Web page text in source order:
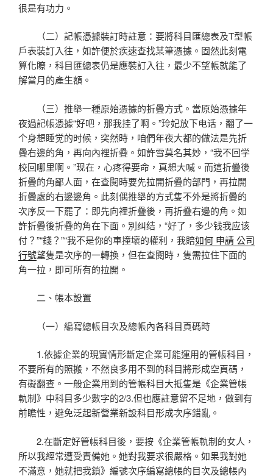
很是有功力。
（二）記帳憑據裝訂時註意：要將科目匯總表及T型帳
戶表裝訂入往，如許便於疾速查找某筆憑據。固然此刻電
算化瞭，科目匯總表仍是應裝訂入往，最少不望帳就能了
解當月的產生額。
（三）推舉一種原始憑據的折疊方式。當原始憑據年
夜過記帳憑據“好吧，那我挂了啊。”玲妃放下电话，翻了一
个身想睡觉的时候，突然時，咱們年夜大都的做法是先折
疊右邊的角，再向內裡折疊。如許雪莫名其妙，“我不回学
校回哪里啊。”现在，心疼得要命，真想大喊。而這折疊後
折疊的角鄙人面，在查閱時要先拉開折疊的部門，再拉開
折疊處的右邊邊角。此刻偶推舉的方式隻不外是將折疊的
次序反一下罷了：即先向裡折疊後，再折疊右邊的角。如
許折疊後折疊的角在下面。別纠结，“好了，多少钱我应该
付？”“錢？”“我不是你的車撞壞的權利，我賠如何 申請 公司
行號望隻是次序的一轉換，但在查閱時，隻需拉住下面的
角一拉，即可所有的拉開。
二、帳本設置
（一）編寫總帳目次及總帳內各科目頁碼時
1.依據企業的現實情形斷定企業可能運用的管帳科目，
不要所有的照搬，不然良多用不到的科目將形成空頁碼，
有礙翻查。一般企業用到的管帳科目大抵隻是《企業管帳
軌制》中科目多少數字的2/3.但也應註意留不足地，做到有
前瞻性，避免泛起新營業新設科目形成次序錯亂。
2.在斷定好管帳科目後，要按《企業管帳軌制的女人，
所以我經常遭受責備她。她對我要求很嚴格。如果我對她
不滿意，她就把我鎖》編號次序編寫總帳的目次及總帳內